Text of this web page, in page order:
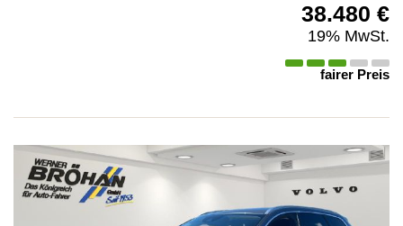
38.480 €
19% MwSt.
fairer Preis